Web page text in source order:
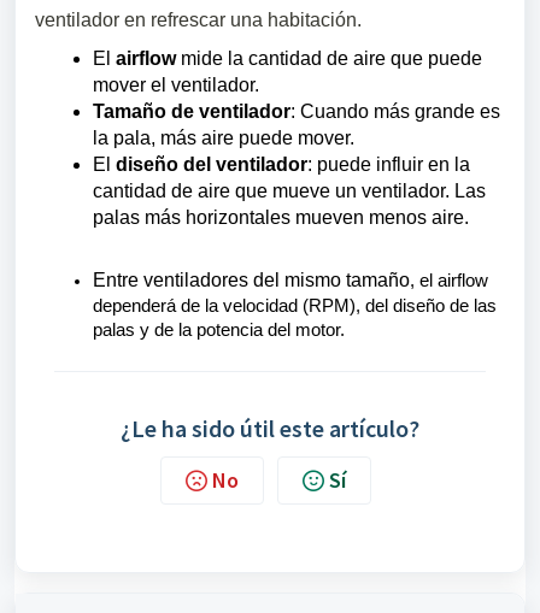
ventilador en refrescar una habitación.
El airflow mide la cantidad de aire que puede
mover el ventilador.
Tamaño de ventilador: Cuando más grande es
la pala, más aire puede mover.
El diseño del ventilador: puede influir en la
cantidad de aire que mueve un ventilador. Las
palas más horizontales mueven menos aire.
Entre ventiladores del mismo tamaño, el airflow
dependerá de la velocidad (RPM), del diseño de las
palas y de la potencia del motor.
¿Le ha sido útil este artículo?
No Sí